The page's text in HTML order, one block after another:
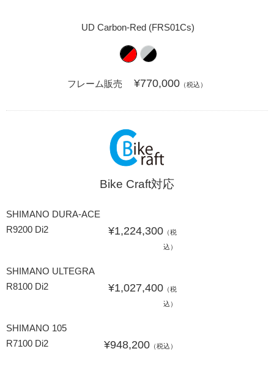
UD Carbon-Red (FRS01Cs)
フレーム販売 ¥770,000 （税込）
Bike Craft対応
SHIMANO DURA-ACE
R9200 Di2
¥1,224,300（税
込）
SHIMANO ULTEGRA
R8100 Di2
¥1,027,400（税
込）
SHIMANO 105
R7100 Di2
¥948,200（税込）